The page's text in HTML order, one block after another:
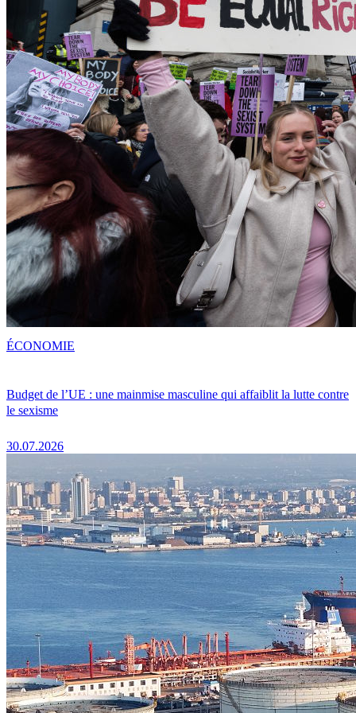
Budget de l’UE : une mainmise masculine qui affaiblit la lutte contre
le sexisme
30.07.2026
ÉCONOMIE